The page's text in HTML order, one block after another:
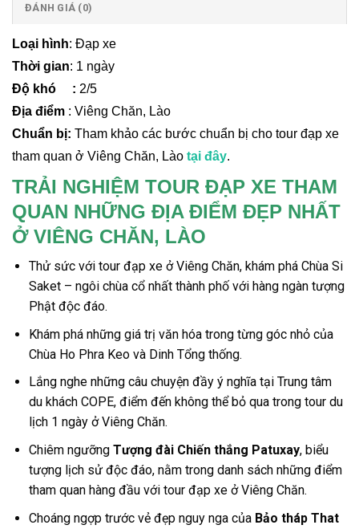
ĐÁNH GIÁ (0)
Loại hình: Đạp xe
Thời gian: 1 ngày
Độ khó : 2/5
Địa điểm : Viêng Chăn, Lào
Chuẩn bị: Tham khảo các bước chuẩn bị cho tour đạp xe
tham quan ở Viêng Chăn, Lào tại đây.
TRẢI NGHIỆM TOUR ĐẠP XE THAM
QUAN NHỮNG ĐỊA ĐIỂM ĐẸP NHẤT
Ở VIÊNG CHĂN, LÀO
Thử sức với tour đạp xe ở Viêng Chăn, khám phá Chùa Si
Saket – ngôi chùa cổ nhất thành phố với hàng ngàn tượng
Phật độc đáo.
Khám phá những giá trị văn hóa trong từng góc nhỏ của
Chùa Ho Phra Keo và Dinh Tổng thống.
Lắng nghe những câu chuyện đầy ý nghĩa tại Trung tâm
du khách COPE, điểm đến không thể bỏ qua trong tour du
lịch 1 ngàyởViêng Chăn.
Chiêm ngưỡng Tượng đài Chiến thắng Patuxay, biểu
tượng lịch sử độc đáo, nằm trong danh sách những điểm
tham quan hàng đầu với tour đạp xe ở Viêng Chăn.
Choáng ngợp trước vẻ đẹp nguy nga của Bảo tháp That